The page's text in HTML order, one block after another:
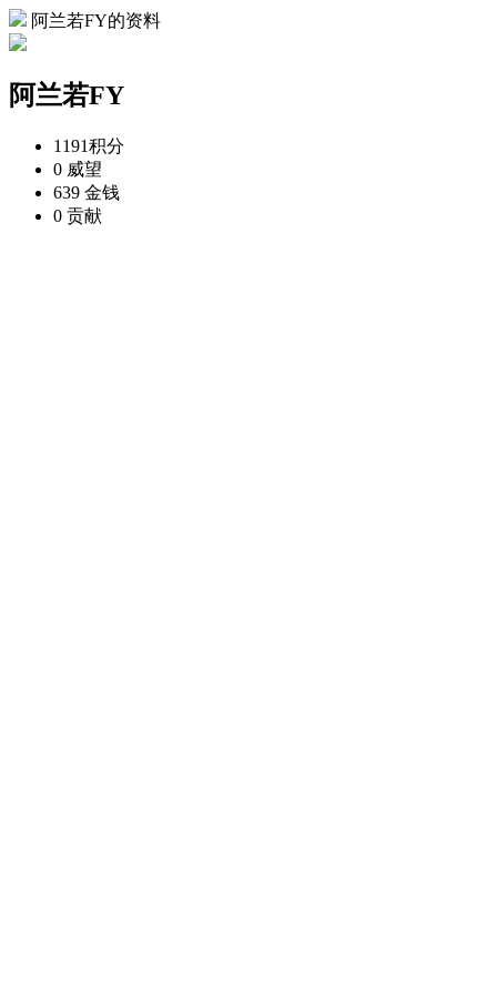
阿兰若FY的资料
阿兰若FY
1191积分
0 威望
639 金钱
0 贡献